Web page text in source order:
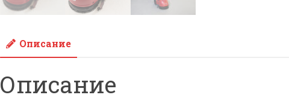
Описание
Описание